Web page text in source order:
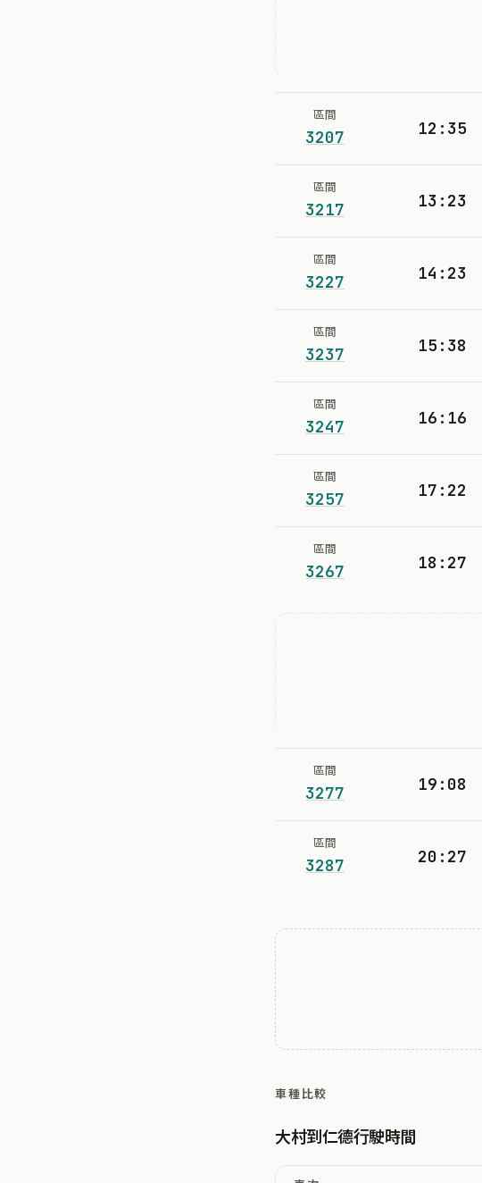
區間
3207 12:35
區間
3217 13:23
區間
3227 14:23
區間
3237 15:38
區間
3247 16:16
區間
3257 17:22
區間
3267 18:27
區間
3277 19:08
區間
3287 20:27
車種比較
大村到仁德行駛時間